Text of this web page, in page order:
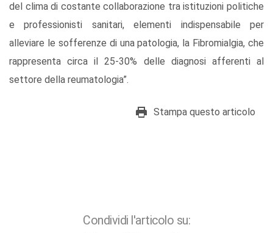
del clima di costante collaborazione tra istituzioni politiche
e professionisti sanitari, elementi indispensabile per
alleviare le sofferenze di una patologia, la Fibromialgia, che
rappresenta circa il 25-30% delle diagnosi afferenti al
settore della reumatologia”.
Stampa questo articolo
Condividi l'articolo su: